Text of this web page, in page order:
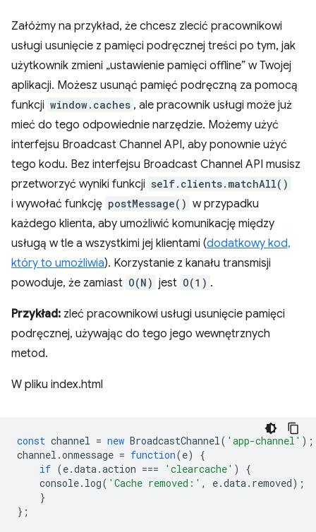
Załóżmy na przykład, że chcesz zlecić pracownikowi
usługi usunięcie z pamięci podręcznej treści po tym, jak
użytkownik zmieni „ustawienie pamięci offline” w Twojej
aplikacji. Możesz usunąć pamięć podręczną za pomocą
funkcji window.caches , ale pracownik usługi może już
mieć do tego odpowiednie narzędzie. Możemy użyć
interfejsu Broadcast Channel API, aby ponownie użyć
tego kodu. Bez interfejsu Broadcast Channel API musisz
przetworzyć wyniki funkcji self.clients.matchAll()
i wywołać funkcję postMessage() w przypadku
każdego klienta, aby umożliwić komunikację między
usługą w tle a wszystkimi jej klientami (dodatkowy kod,
który to umożliwia). Korzystanie z kanału transmisji
powoduje, że zamiast O(N) jest O(1) .
Przykład: zleć pracownikowi usługi usunięcie pamięci
podręcznej, używając do tego jego wewnętrznych
metod.
W pliku index.html
const channel = new BroadcastChannel( 'app-channel' );
channel .onmessage = function(e)
{
if (e.data.action === 'clearcache' )
{
console. log( 'Cache removed:' , e.data. removed);
}
};